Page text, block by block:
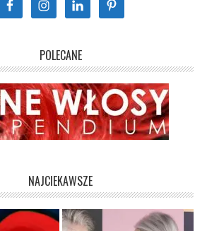
POLECANE
NAJCIEKAWSZE